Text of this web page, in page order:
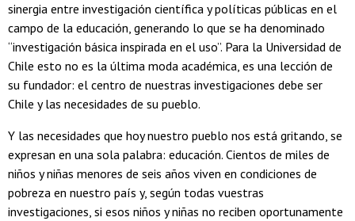
sinergia entre investigación científica y políticas públicas en el
campo de la educación, generando lo que se ha denominado
“investigación básica inspirada en el uso”. Para la Universidad de
Chile esto no es la última moda académica, es una lección de
su fundador: el centro de nuestras investigaciones debe ser
Chile y las necesidades de su pueblo.
Y las necesidades que hoy nuestro pueblo nos está gritando, se
expresan en una sola palabra: educación. Cientos de miles de
niños y niñas menores de seis años viven en condiciones de
pobreza en nuestro país y, según todas vuestras
investigaciones, si esos niños y niñas no reciben oportunamente